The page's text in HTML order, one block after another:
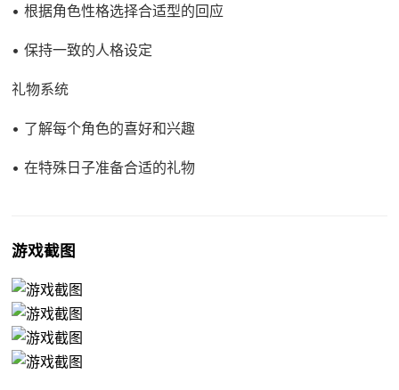
• 根据角色性格选择合适型的回应
• 保持一致的人格设定
礼物系统
• 了解每个角色的喜好和兴趣
• 在特殊日子准备合适的礼物
游戏截图